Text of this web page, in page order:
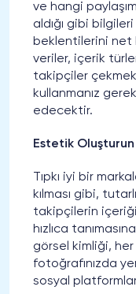
ve hangi
aldığı gibi
beklentilerini net
veriler, içerik
takipçiler
kullanmanız
edecektir.
Estetik Oluşturun
Tıpkı iyi bir
kılması gibi,
takipçilerin
hızlıca
görsel kimliği, her
fotoğrafınızda
sosyal